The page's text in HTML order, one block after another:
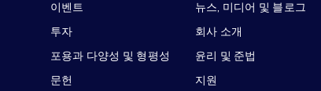
이벤트
투자
포용과 다양성 및 형평성
문헌
뉴스, 미디어 및 블로그
회사 소개
윤리 및 준법
지원